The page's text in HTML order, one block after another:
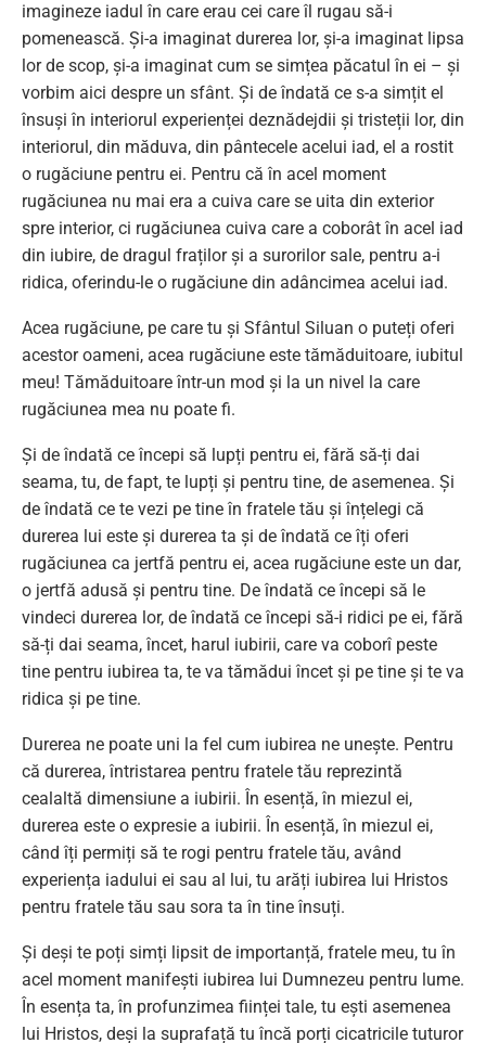
imagineze iadul în care erau cei care îl rugau să-i
pomenească. Și-a imaginat durerea lor, și-a imaginat lipsa
lor de scop, și-a imaginat cum se simțea păcatul în ei – și
vorbim aici despre un sfânt. Și de îndată ce s-a simțit el
însuși în interiorul experienței deznădejdii și tristeții lor, din
interiorul, din măduva, din pântecele acelui iad, el a rostit
o rugăciune pentru ei. Pentru că în acel moment
rugăciunea nu mai era a cuiva care se uita din exterior
spre interior, ci rugăciunea cuiva care a coborât în acel iad
din iubire, de dragul fraților și a surorilor sale, pentru a-i
ridica, oferindu-le o rugăciune din adâncimea acelui iad.
Acea rugăciune, pe care tu și Sfântul Siluan o puteți oferi
acestor oameni, acea rugăciune este tămăduitoare, iubitul
meu! Tămăduitoare într-un mod și la un nivel la care
rugăciunea mea nu poate fi.
Și de îndată ce începi să lupți pentru ei, fără să-ți dai
seama, tu, de fapt, te lupți și pentru tine, de asemenea. Și
de îndată ce te vezi pe tine în fratele tău și înțelegi că
durerea lui este și durerea ta și de îndată ce îți oferi
rugăciunea ca jertfă pentru ei, acea rugăciune este un dar,
o jertfă adusă și pentru tine. De îndată ce începi să le
vindeci durerea lor, de îndată ce începi să-i ridici pe ei, fără
să-ți dai seama, încet, harul iubirii, care va coborî peste
tine pentru iubirea ta, te va tămădui încet și pe tine și te va
ridica și pe tine.
Durerea ne poate uni la fel cum iubirea ne unește. Pentru
că durerea, întristarea pentru fratele tău reprezintă
cealaltă dimensiune a iubirii. În esență, în miezul ei,
durerea este o expresie a iubirii. În esență, în miezul ei,
când îți permiți să te rogi pentru fratele tău, având
experiența iadului ei sau al lui, tu arăți iubirea lui Hristos
pentru fratele tău sau sora ta în tine însuți.
Și deși te poți simți lipsit de importanță, fratele meu, tu în
acel moment manifești iubirea lui Dumnezeu pentru lume.
În esența ta, în profunzimea ființei tale, tu ești asemenea
lui Hristos, deși la suprafață tu încă porți cicatricile tuturor